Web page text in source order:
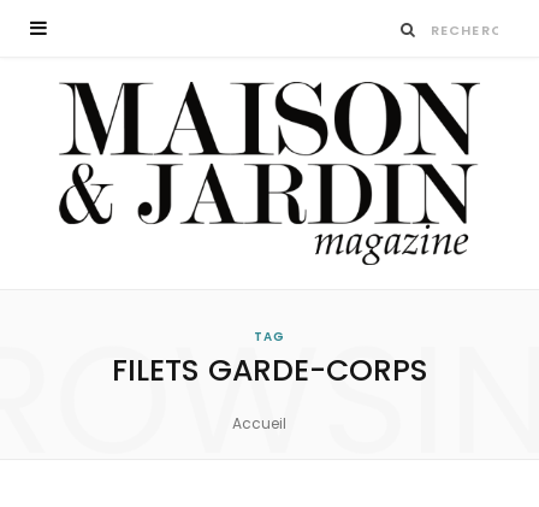
TAG
FILETS GARDE-CORPS
Accueil